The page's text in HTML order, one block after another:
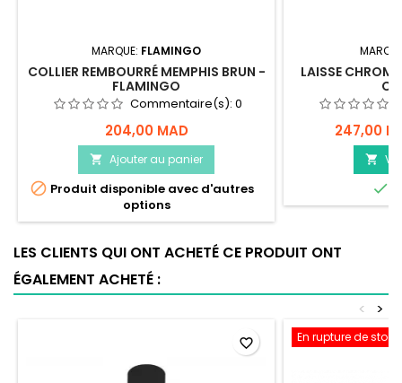
MARQUE: FLAMINGO
COLLIER REMBOURRÉ MEMPHIS BRUN -
FLAMINGO
Commentaire(s): 0
204,00 MAD
 Ajouter au panier
 Produit disponible avec d'autres
options
LAISSE
247,00


LES CLIENTS QUI ONT ACHETÉ CE PRODUIT ONT
ÉGALEMENT ACHETÉ :
>
<
favorite_border En rupture de stock